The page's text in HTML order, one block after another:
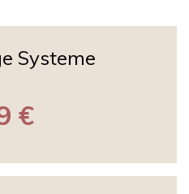
Systeme
€